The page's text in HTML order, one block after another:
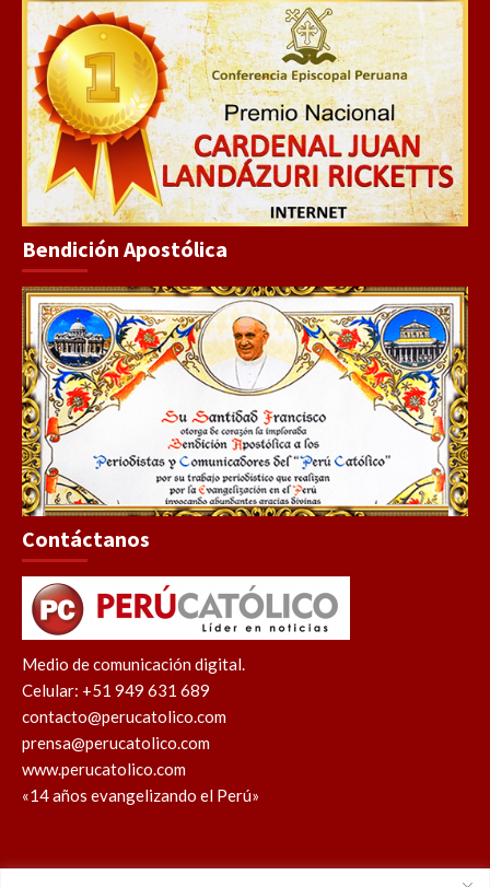
Bendición Apostólica
Contáctanos
Medio de comunicación digital.
Celular: +51 949 631 689
contacto@perucatolico.com
prensa@perucatolico.com
www.perucatolico.com
«14 años evangelizando el Perú»